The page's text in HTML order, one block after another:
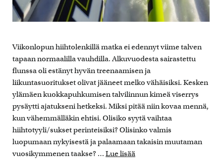
Viikonlopun hiihtolenkillä matka ei edennyt viime talven
tapaan normaalilla vauhdilla. Alkuvuodesta sairastettu
flunssa oli estänyt hyvän treenaamisen ja
liikuntasuoritukset olivat jääneet melko vähäisiksi. Kesken
ylämäen kuokkapuhkumisen talvilinnun kimeä viserrys
pysäytti ajatukseni hetkeksi. Miksi pitää niin kovaa mennä,
kun vähemmälläkin ehtisi. Olisiko syytä vaihtaa
hiihtotyyli/sukset perinteisiksi? Olisinko valmis
luopumaan nykyisestä ja palaamaan takaisin muutaman
vuosikymmenen taakse? … Lue lisää